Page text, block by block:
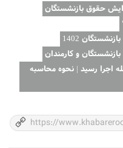
حقوق بازنشستگان
1402
و کارمندان
اجرا رسید | نحوه محاسبه